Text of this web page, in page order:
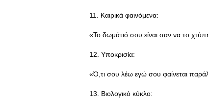
11. Καιρικά φαινόμενα:
«Το δωμάτιό σου είναι σαν να το
12. Υποκρισία:
«Ό,τι σου λέω εγώ σου φαίνεται
13. Βιολογικό κύκλο: